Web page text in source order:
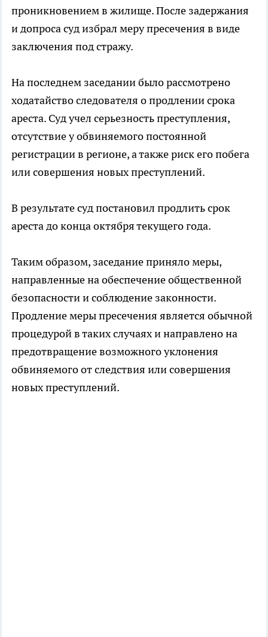
проникновением в жилище. После задержания
и допроса суд избрал меру пресечения в виде
заключения под стражу.
На последнем заседании было рассмотрено
ходатайство следователя о продлении срока
ареста. Суд учел серьезность преступления,
отсутствие у обвиняемого постоянной
регистрации в регионе, а также риск его побега
или совершения новых преступлений.
В результате суд постановил продлить срок
ареста до конца октября текущего года.
Таким образом, заседание приняло меры,
направленные на обеспечение общественной
безопасности и соблюдение законности.
Продление меры пресечения является обычной
процедурой в таких случаях и направлено на
предотвращение возможного уклонения
обвиняемого от следствия или совершения
новых преступлений.